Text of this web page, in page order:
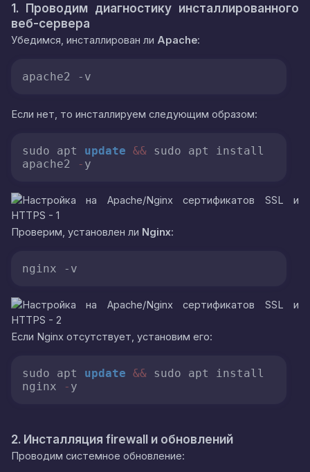
1. Проводим диагностику инсталлированного
веб-сервера
Убедимся, инсталлирован ли Apache:
apache2 -v
Если нет, то инсталлируем следующим образом:
sudo apt update && sudo apt install
apache2
- y
Проверим, установлен ли Nginx:
nginx -v
Если Nginx отсутствует, установим его:
sudo apt update && sudo apt install
nginx
- y
2. Инсталляция firewall и обновлений
Проводим системное обновление: